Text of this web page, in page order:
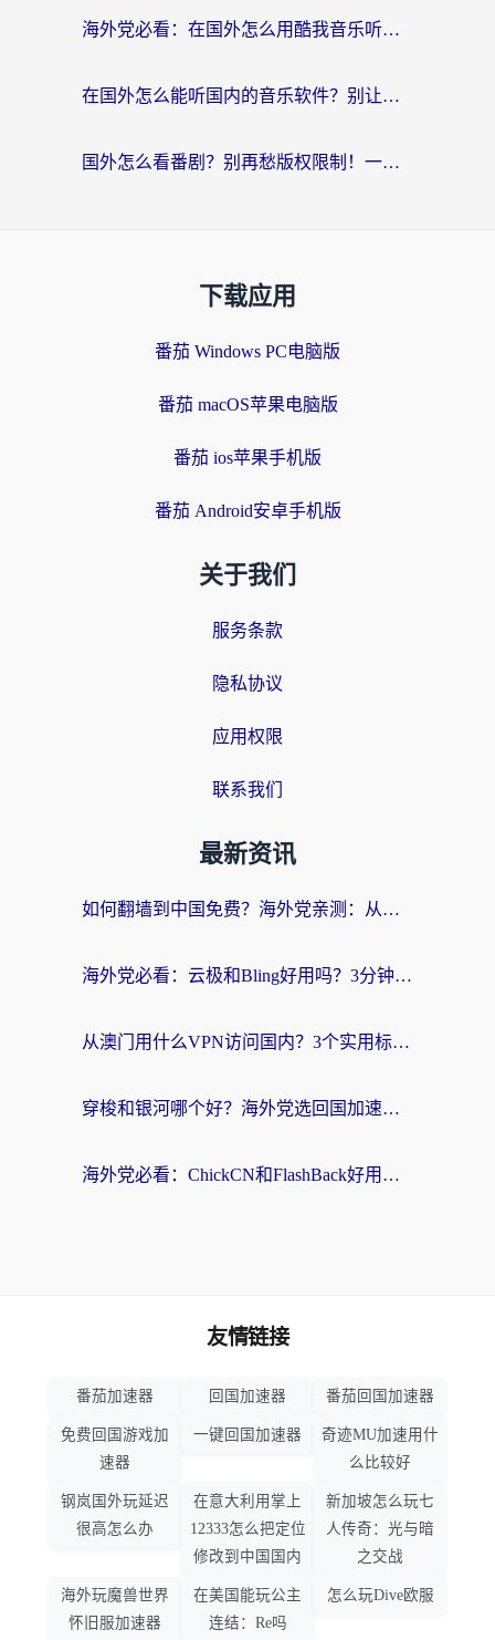
海外党必看：在国外怎么用酷我音乐听音乐？告别“地区不支持”的实用指南
在国外怎么能听国内的音乐软件？别让版权限制断了你的“中文歌单”
国外怎么看番剧？别再愁版权限制！一个工具解决所有回国追剧难题
下载应用
番茄 Windows PC电脑版
番茄 macOS苹果电脑版
番茄 ios苹果手机版
番茄 Android安卓手机版
关于我们
服务条款
隐私协议
应用权限
联系我们
最新资讯
如何翻墙到中国免费？海外党亲测：从踩坑到选对加速器的全攻略
海外党必看：云极和Bling好用吗？3分钟教你选对回国加速器
从澳门用什么VPN访问国内？3个实用标准帮你避开坑，无缝刷剧听歌
穿梭和银河哪个好？海外党选回国加速器的避坑指南，附番茄加速器实测体验
海外党必看：ChickCN和FlashBack好用吗？3招教你选对回国加速器（附云极、HomeCN、斧牛vs艾果对比）
友情链接
番茄加速器 回国加速器 番茄回国加速器
免费回国游戏加
速器
一键回国加速器
奇迹MU加速用什
么比较好
钢岚国外玩延迟
很高怎么办
在意大利用掌上
12333怎么把定位
修改到中国国内
新加坡怎么玩七
人传奇：光与暗
之交战
海外玩魔兽世界
怀旧服加速器
在美国能玩公主
连结：Re吗
怎么玩Dive欧服